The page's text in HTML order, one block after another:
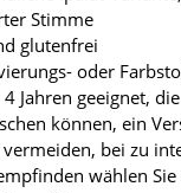
Stimme
glutenfrei
oder
Jahren geeignet,
können, ein
bei zu
wählen